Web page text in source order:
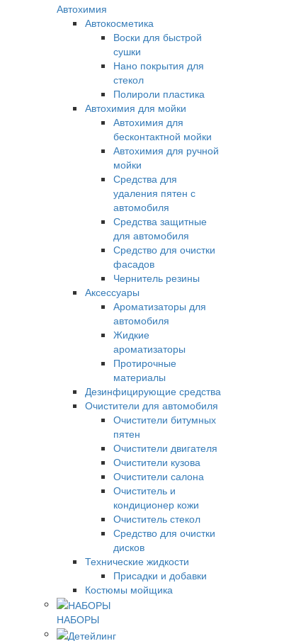
Автохимия
Автокосметика
Воски для быстрой
сушки
Нано покрытия для
стекол
Полироли пластика
Автохимия для мойки
Автохимия для
бесконтактной мойки
Автохимия для ручной
мойки
Средства для
удаления пятен с
автомобиля
Средства защитные
для автомобиля
Средство для очистки
фасадов
Чернитель резины
Аксессуары
Ароматизаторы для
автомобиля
Жидкие
ароматизаторы
Протирочные
материалы
Дезинфицирующие средства
Очистители для автомобиля
Очистители битумных
пятен
Очистители двигателя
Очистители кузова
Очистители салона
Очиститель и
кондиционер кожи
Очиститель стекол
Средство для очистки
дисков
Технические жидкости
Присадки и добавки
Костюмы мойщика
НАБОРЫ